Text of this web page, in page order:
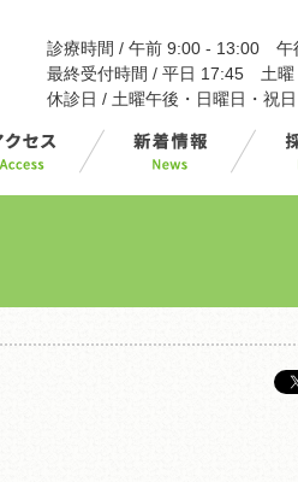
診療時間 / 午前 9:00 - 13:00 午
最終受付時間 / 平日 17:45 土曜
休診日 / 土曜午後・日曜日・祝日